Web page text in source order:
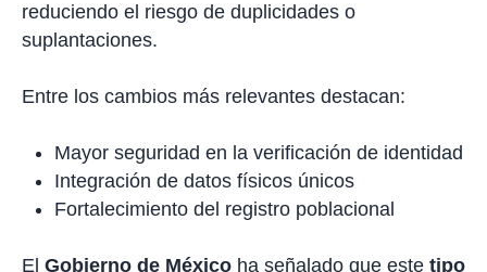
reduciendo el riesgo de duplicidades o
suplantaciones.
Entre los cambios más relevantes destacan:
Mayor seguridad en la verificación de identidad
Integración de datos físicos únicos
Fortalecimiento del registro poblacional
El Gobierno de México ha señalado que este tipo